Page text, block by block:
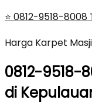
⭐ 0812-9518-
Harga Karpet
0812-9518-
di